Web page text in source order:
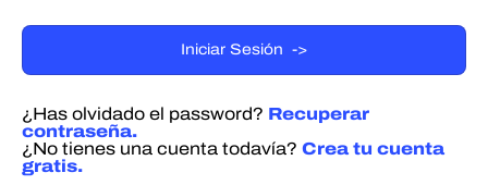
¿Has olvidado el password? Recuperar
contraseña.
¿No tienes una cuenta todavía? Crea tu cuenta
gratis.